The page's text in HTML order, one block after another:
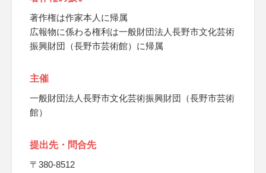
著作権は作家本人に帰属
広報物に係わる権利は一般財団法人長野市文化芸術
振興財団（長野市芸術館）に帰属
主催
一般財団法人長野市文化芸術振興財団（長野市芸術
館）
提出先・問合先
〒380-8512